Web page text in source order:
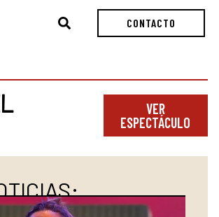
Buscar CONTACTO
VER
ESPECTÁCULO